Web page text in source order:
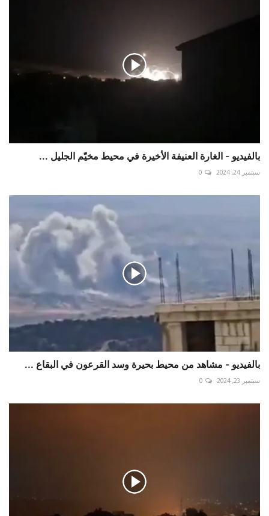
بالفيديو - الغارة العنيفة الأخيرة في محيط مخيّم الجليل ...
سبتمبر 24, 2024 0
بالفيديو - مشاهد من محيط بحيرة وسد ‎القرعون في ‎البقاع ...
سبتمبر 23, 2024 0